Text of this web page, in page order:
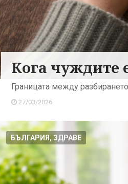
Кога чуждите
Границата между
27/03/2026
БЪЛГАРИЯ, ЗДРАВЕ